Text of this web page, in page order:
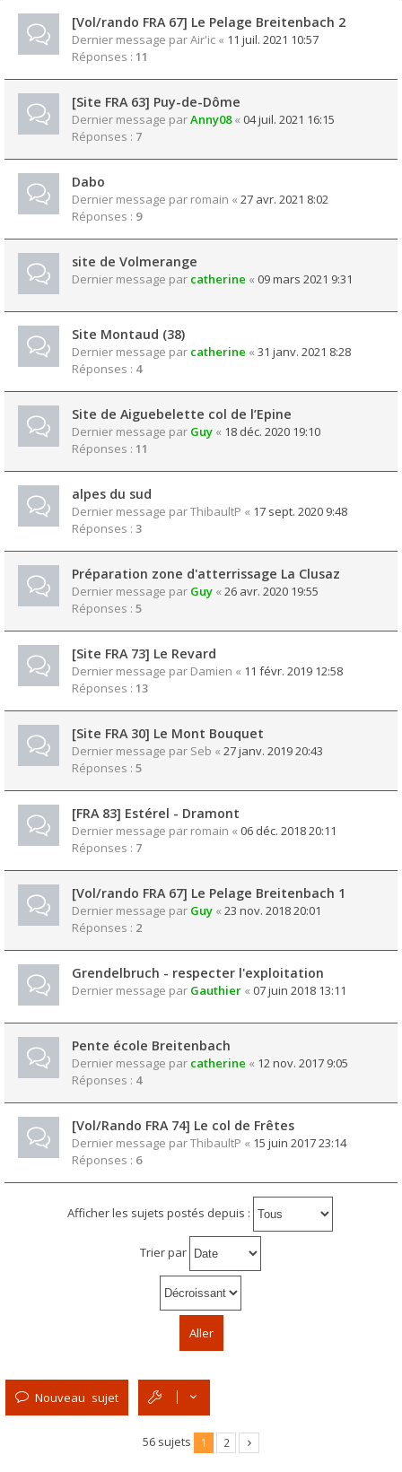
[Vol/rando FRA 67] Le Pelage Breitenbach 2
Dernier message parAir'ic « 11 juil. 2021 10:57
Réponses : 11
[Site FRA 63] Puy-de-Dôme
Dernier message parAnny08« 04 juil. 2021 16:15
Réponses : 7
Dabo
Dernier message par romain « 27 avr. 2021 8:02
Réponses : 9
site de Volmerange
Dernier message par catherine « 09 mars 2021 9:31
Site Montaud (38)
Dernier message par catherine « 31 janv. 2021 8:28
Réponses : 4
Site de Aiguebelette col de l’Epine
Dernier message par Guy « 18 déc. 2020 19:10
Réponses : 11
alpes du sud
Dernier message parThibaultP « 17 sept. 2020 9:48
Réponses : 3
Préparation zone d'atterrissage La Clusaz
Dernier message par Guy « 26 avr. 2020 19:55
Réponses : 5
[Site FRA 73] Le Revard
Dernier message par Damien « 11 févr. 2019 12:58
Réponses : 13
[Site FRA 30] Le Mont Bouquet
Dernier message par Seb « 27 janv. 2019 20:43
Réponses : 5
[FRA 83] Estérel - Dramont
Dernier message par romain « 06 déc. 2018 20:11
Réponses : 7
[Vol/rando FRA 67] Le Pelage Breitenbach 1
Dernier message par Guy « 23 nov. 2018 20:01
Réponses : 2
Grendelbruch - respecter l'exploitation
Dernier message par Gauthier « 07 juin 2018 13:11
Pente école Breitenbach
Dernier message par catherine « 12 nov. 2017 9:05
Réponses : 4
[Vol/Rando FRA 74] Le col de Frêtes
Dernier message parThibaultP « 15 juin 2017 23:14
Réponses : 6
Afficher les sujets postés depuis :
Trier par
Nouveau sujet
56 sujets 1 2